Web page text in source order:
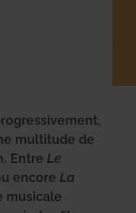
multitude de
Entre Le
encore La
musicale